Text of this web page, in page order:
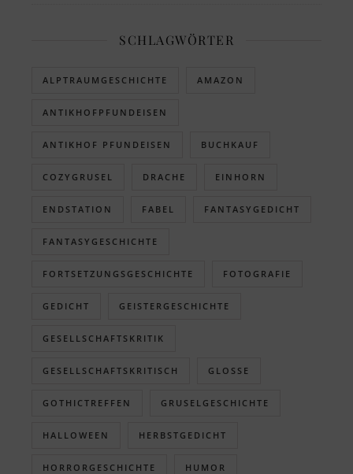
SCHLAGWÖRTER
ALPTRAUMGESCHICHTE AMAZON
ANTIKHOFPFUNDEISEN
ANTIKHOF PFUNDEISEN BUCHKAUF
COZYGRUSEL DRACHE EINHORN
ENDSTATION FABEL FANTASYGEDICHT
FANTASYGESCHICHTE
FORTSETZUNGSGESCHICHTE FOTOGRAFIE
GEDICHT GEISTERGESCHICHTE
GESELLSCHAFTSKRITIK
GESELLSCHAFTSKRITISCH GLOSSE
GOTHICTREFFEN GRUSELGESCHICHTE
HALLOWEEN HERBSTGEDICHT
HORRORGESCHICHTE HUMOR